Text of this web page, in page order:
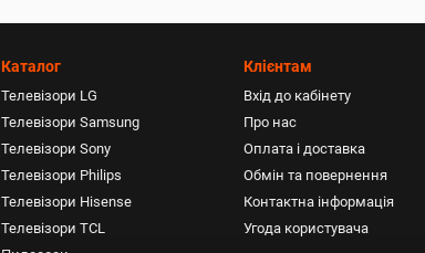
Каталог
Телевізори LG
Телевізори Samsung
Телевізори Sony
Телевізори Philips
Телевізори Hisense
Телевізори TCL
Клієнтам
Вхід до кабінету
Про нас
Оплата і доставка
Обмін та повернення
Контактна інформація
Угода користувача